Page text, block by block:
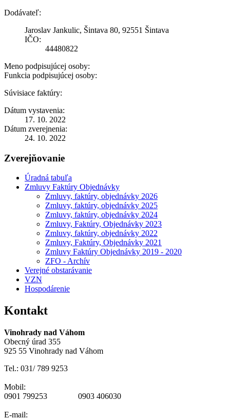
Dodávateľ:
Jaroslav Jankulic, Šintava 80, 92551 Šintava
IČO:
44480822
Meno podpisujúcej osoby:
Funkcia podpisujúcej osoby:
Súvisiace faktúry:
Dátum vystavenia:
17. 10. 2022
Dátum zverejnenia:
24. 10. 2022
Zverejňovanie
Úradná tabuľa
Zmluvy Faktúry Objednávky
Zmluvy, faktúry, objednávky 2026
Zmluvy, faktúry, objednávky 2025
Zmluvy, faktúry, objednávky 2024
Zmluvy, Faktúry, Objednávky 2023
Zmluvy, faktúry, objednávky 2022
Zmluvy, Faktúry, Objednávky 2021
Zmluvy Faktúry Objednávky 2019 - 2020
ZFO - Archív
Verejné obstarávanie
VZN
Hospodárenie
Kontakt
Vinohrady nad Váhom
Obecný úrad 355
925 55 Vinohrady nad Váhom
Tel.: 031/ 789 9253
Mobil:
0901 799253 0903 406030
E-mail: